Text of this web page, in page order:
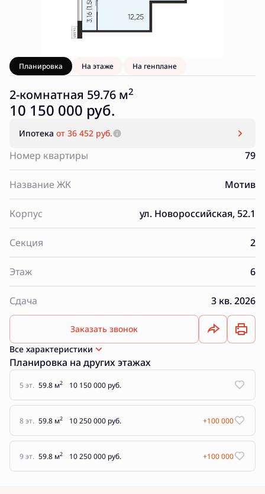
Планировка На этаже На генплане
2-комнатная 59.76 м2
10 150 000 руб.
Ипотека от 36 452 руб.
Номер квартиры 79
Название ЖК Мотив
Корпус ул. Новороссийская, 52.1
Секция 2
Этаж 6
Сдача 3 кв. 2026
Заказать звонок
Все характеристики
Планировка на других этажах
5 эт. 59.8 м2 10 150 000 руб.
8 эт. 59.8 м2 10 250 000 руб. +100 000
9 эт. 59.8 м2 10 250 000 руб. +100 000